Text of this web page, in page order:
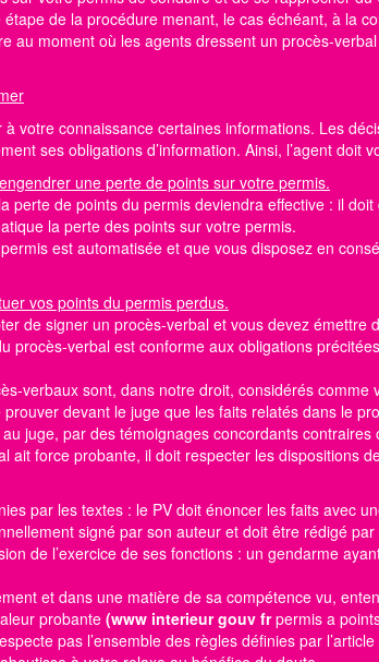
de la procédure menant, le cas échéant, à la
au moment où les agents dressent un procès-
votre connaissance certaines informations. Les
ses obligations d’information. Ainsi, l’agent doit
une perte de points sur votre permis.
perte de points du permis deviendra effective : il
la perte des points sur votre permis.
est automatisée et que vous disposez en
vos points du permis perdus.
de signer un procès-verbal et vous devez émettre
procès-verbal est conforme aux obligations
verbaux sont, dans notre droit, considérés comme
prouver devant le juge que les faits relatés dans le
juge, par des témoignages concordants
ait force probante, il doit respecter les dispositions
par les textes : le PV doit énoncer les faits avec
signé par son auteur et doit être rédigé
de l’exercice de ses fonctions : un gendarme
et dans une matière de sa compétence vu,
probante (www interieur gouv frpermis a
pas l’ensemble des règles définies par